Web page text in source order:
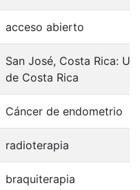
acceso abierto
San José, Costa Rica:
de Costa Rica
Cáncer de endometrio
radioterapia
braquiterapia